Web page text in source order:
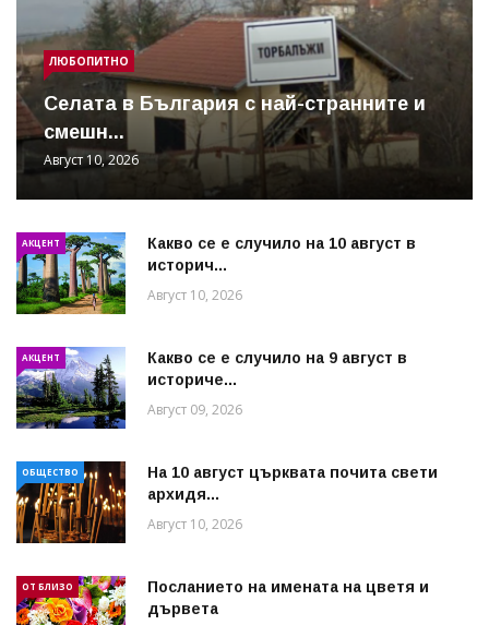
ЛЮБОПИТНО
Cелата в България с най-странните и
смешн...
Август 10, 2026
АКЦЕНТ
Какво се е случило на 10 август в
историч...
Август 10, 2026
АКЦЕНТ
Какво се е случило на 9 август в
историче...
Август 09, 2026
ОБЩЕСТВО
На 10 август църквата почита свети
архидя...
Август 10, 2026
ОТ БЛИЗО
Посланието на имената на цветя и
дървета